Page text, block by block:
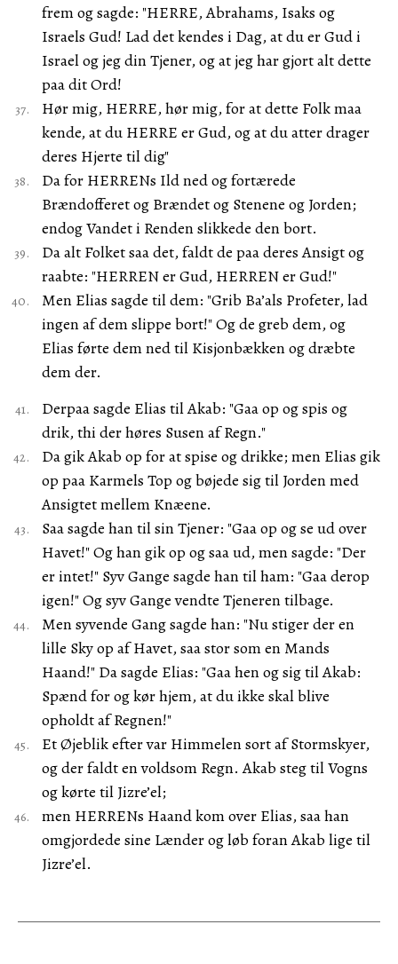
frem og sagde: "HERRE, Abrahams, Isaks og
Israels Gud! Lad det kendes i Dag, at du er Gud i
Israel og jeg din Tjener, og at jeg har gjort alt dette
paa dit Ord!
Hør mig, HERRE, hør mig, for at dette Folk maa
kende, at du HERRE er Gud, og at du atter drager
deres Hjerte til dig"
Da for HERRENs Ild ned og fortærede
Brændofferet og Brændet og Stenene og Jorden;
endog Vandet i Renden slikkede den bort.
Da alt Folket saa det, faldt de paa deres Ansigt og
raabte: "HERREN er Gud, HERREN er Gud!"
Men Elias sagde til dem: "Grib Ba’als Profeter, lad
ingen af dem slippe bort!" Og de greb dem, og
Elias førte dem ned til Kisjonbækken og dræbte
dem der.
Derpaa sagde Elias til Akab: "Gaa op og spis og
drik, thi der høres Susen af Regn."
Da gik Akab op for at spise og drikke; men Elias gik
op paa Karmels Top og bøjede sig til Jorden med
Ansigtet mellem Knæene.
Saa sagde han til sin Tjener: "Gaa op og se ud over
Havet!" Og han gik op og saa ud, men sagde: "Der
er intet!" Syv Gange sagde han til ham: "Gaa derop
igen!" Og syv Gange vendte Tjeneren tilbage.
Men syvende Gang sagde han: "Nu stiger der en
lille Sky op af Havet, saa stor som en Mands
Haand!" Da sagde Elias: "Gaa hen og sig til Akab:
Spænd for og kør hjem, at du ikke skal blive
opholdt af Regnen!"
Et Øjeblik efter var Himmelen sort af Stormskyer,
og der faldt en voldsom Regn. Akab steg til Vogns
og kørte til Jizre’el;
men HERRENs Haand kom over Elias, saa han
omgjordede sine Lænder og løb foran Akab lige til
Jizre’el.